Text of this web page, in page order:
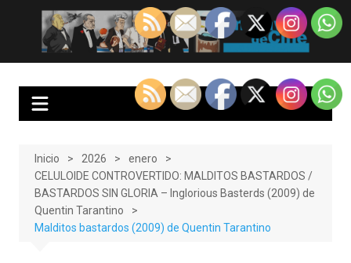
contenido
EnClave de Cine
Crítica cinematográfica y audiovisual. Punto de encuentro para los
Inicio 2026
enero
CELULOIDE CONTROVERTIDO: MALDITOS BASTARDOS /
BASTARDOS SIN GLORIA – Inglorious Basterds (2009) de
Quentin Tarantino
Malditos bastardos (2009) de Quentin Tarantino